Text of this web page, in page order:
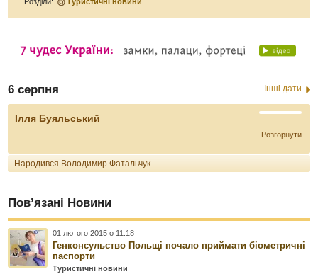
Розділи:
Туристичні новини
6 серпня Інші дати
Ілля Буяльський
Розгорнути
Народився Володимир Фатальчук
Пов’язані Новини
01 лютого 2015 о 11:18
Генконсульство Польщі почало приймати біометричні
паспорти
Туристичні новини